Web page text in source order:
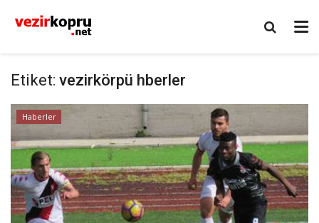
Etiket: vezirkörpü hberler
Haberler